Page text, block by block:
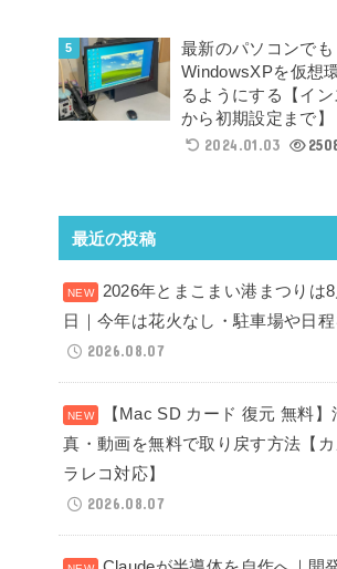
最新のパソコンでも
WindowsXPを仮想
るようにする【イ
から初期設定まで】
2024.01.03
最近の投稿
2026年とまこまい港まつりは
日｜今年は花火なし・駐車場や日
2026.08.07
【Mac SD カード 復元 無料】
真・動画を無料で取り戻す方法【カ
ラレコ対応】
2026.08.07